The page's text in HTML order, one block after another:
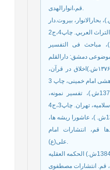
قم،انوارالهدی.
محمدباقر،(1403ق.)، بحارالانوار، بيروت.دار
مصطفى (1418ق.)، مباحث فى التفسير
مصباح یزدی، محمدتقی، ( ۱۳۷۶ش.)اخلاق در قرآن،
مکارم شیرازی، ناصر،( 1371ش.)، تفسیر نمونه،
مکارم شیرازی، ناصر، (1387ش. )، عاشورا ريشه ها،
قم، انتشارات امام
علی(ع).
ملاصدرا، محمدبن ابراهیم، (1384ش.) الحکمه العقلیه